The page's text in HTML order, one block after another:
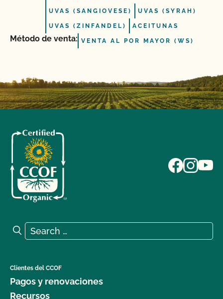
UVAS (SANGIOVESE) UVAS (SYRAH)
UVAS (ZINFANDEL) ACEITUNAS
Método de venta: VENTA AL POR MAYOR (WS)
Search for:
Search
Clientes del CCOF
Pagos y renovaciones
Recursos